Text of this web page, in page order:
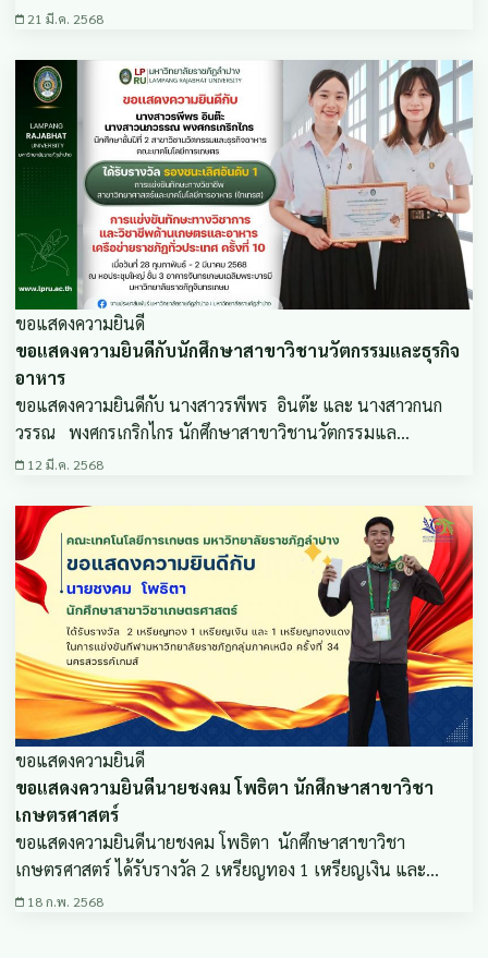
21 มี.ค. 2568
ขอแสดงความยินดี
ขอแสดงความยินดีกับนักศึกษาสาขาวิชานวัตกรรมและธุรกิจ
อาหาร
ขอแสดงความยินดีกับ นางสาวรพีพร อินต๊ะ และ นางสาวกนก
วรรณ พงศกรเกริกไกร นักศึกษาสาขาวิชานวัตกรรมแล…
12 มี.ค. 2568
ขอแสดงความยินดี
ขอแสดงความยินดีนายชงคม โพธิตา นักศึกษาสาขาวิชา
เกษตรศาสตร์
ขอแสดงความยินดีนายชงคม โพธิตา นักศึกษาสาขาวิชา
เกษตรศาสตร์ ได้รับรางวัล 2 เหรียญทอง 1 เหรียญเงิน และ…
18 ก.พ. 2568